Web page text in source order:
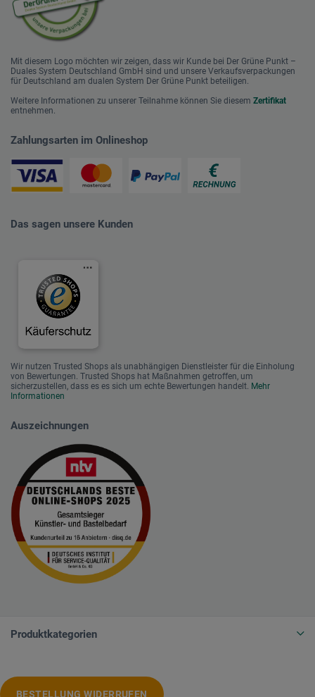
Mit diesem Logo möchten wir zeigen, dass wir Kunde bei Der Grüne Punkt –
Duales System Deutschland GmbH sind und unsere Verkaufsverpackungen
für Deutschland am dualen System Der Grüne Punkt beteiligen.
Weitere Informationen zu unserer Teilnahme können Sie diesem Zertifikat
entnehmen.
Zahlungsarten im Onlineshop
Das sagen unsere Kunden
Wir nutzen Trusted Shops als unabhängigen Dienstleister für die Einholung
von Bewertungen. Trusted Shops hat Maßnahmen getroffen, um
sicherzustellen, dass es es sich um echte Bewertungen handelt. Mehr
Informationen
Auszeichnungen
Produktkategorien
BESTELLUNG WIDERRUFEN